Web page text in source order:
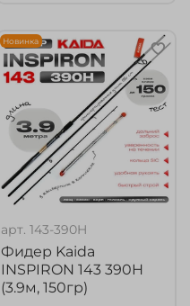
Новинка
арт.143-390H
Фидер Kaida
INSPIRON 143 390H
(3.9м, 150гр)